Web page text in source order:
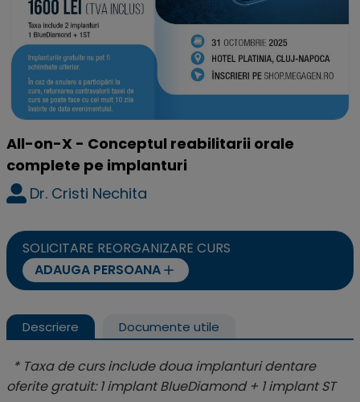
All-on-X - Conceptul reabilitarii orale
complete pe implanturi
Dr. Cristi Nechita
SOLICITARE REORGANIZARE CURS
ADAUGA PERSOANA
Descriere Documente utile
* Taxa de curs include doua implanturi dentare
oferite gratuit: 1 implant BlueDiamond + 1 implant ST